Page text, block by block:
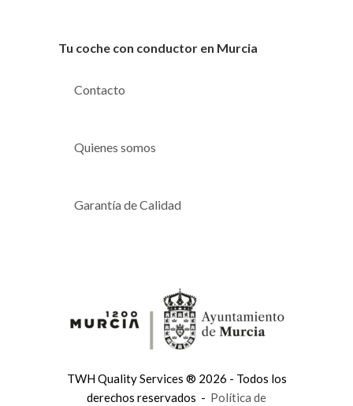
Tu coche con conductor en Murcia
Contacto
Quienes somos
Garantía de Calidad
TWH Quality Services ® 2026 - Todos los
derechos reservados - Política de